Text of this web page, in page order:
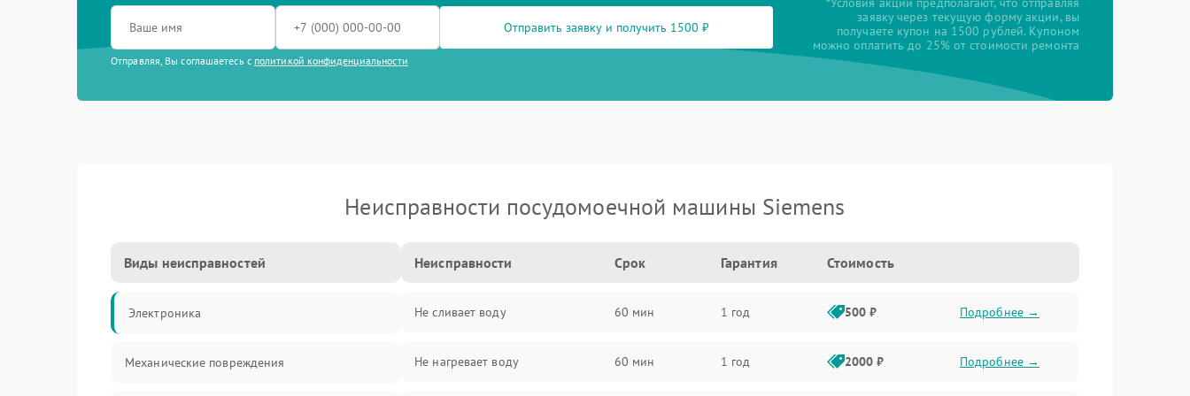
Отправить заявку и получить 1500 ₽
Отправляя, Вы соглашаетесь с политикой конфиденциальности
заявку через текущую форму акции, вы
получаете купон на 1500 рублей. Купоном
можно оплатить до 25% от стоимости ремонта
Неисправности посудомоечной машины Siemens
Виды неисправностей
Электроника
Механические повреждения
Неисправности Срок Гарантия Стоимость
Не сливает воду 60 мин 1 год 500 ₽ Подробнее →
Не нагревает воду 60 мин 1 год 2000 ₽ Подробнее →